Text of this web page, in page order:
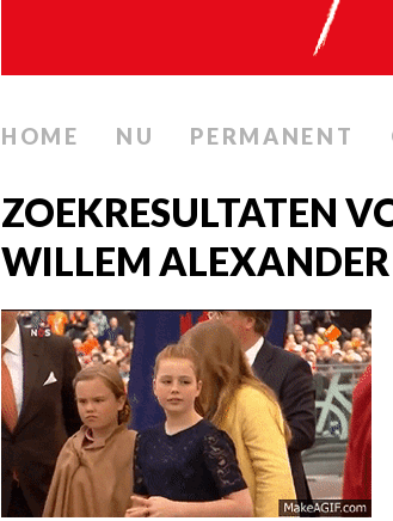
HOME NU PERMANENT
ZOEKRESULTATEN
WILLEM ALEXANDER